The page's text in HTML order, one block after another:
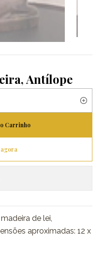
Antílope
Carrinho
de lei,
aproximadas: 12 x